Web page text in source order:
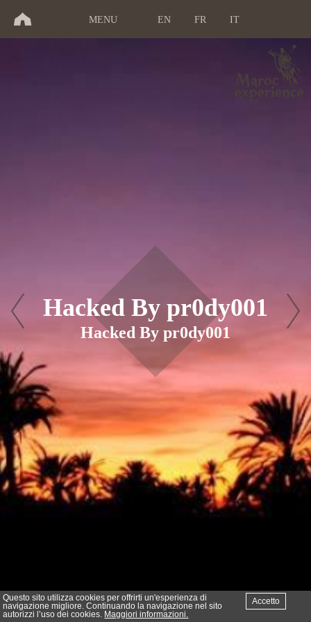
Questo sito utilizza cookies per offrirti un'esperienza di
navigazione migliore. Continuando la navigazione nel sito
autorizzi l’uso dei cookies. Maggiori informazioni.
Accetto
MENU EN FR IT
Hacked By pr0dy001
Hacked By pr0dy001